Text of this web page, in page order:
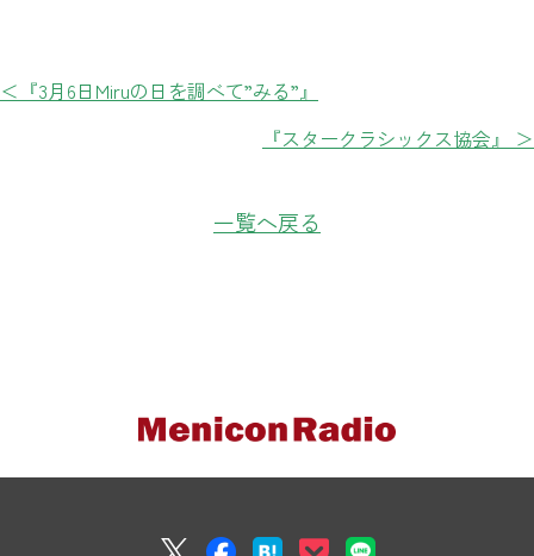
＜『3月6日Miruの日を調べて”みる”』
『スタークラシックス協会』 ＞
一覧へ戻る